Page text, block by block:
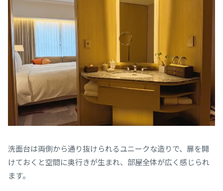
洗面台は両側から通り抜けられるユニークな造りで、扉を開
けておくと空間に奥行きが生まれ、部屋全体が広く感じられ
ます。